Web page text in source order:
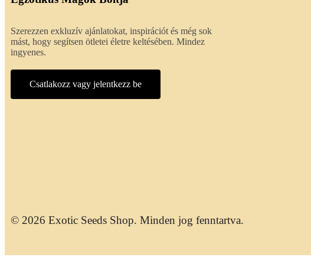
Szerezzen exkluzív ajánlatokat, inspirációt és még sok
mást, hogy segítsen ötletei életre keltésében. Mindez
ingyenes.
Csatlakozz vagy jelentkezz be
© 2026 Exotic Seeds Shop. Minden jog fenntartva.